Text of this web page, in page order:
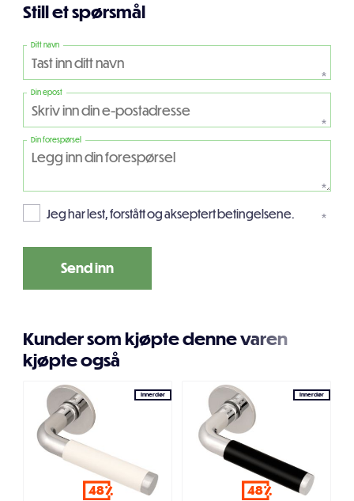
Still et spørsmål
Ditt navn
*
Din epost
*
Din forespørsel
*
Jeg har lest, forstått og akseptert betingelsene. *
Kunder som kjøpte denne varen
kjøpte også
48
Innerdør
48
Innerdør